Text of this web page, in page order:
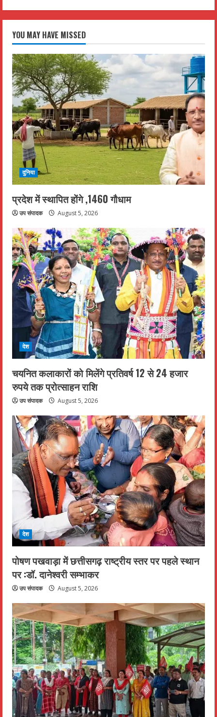
YOU MAY HAVE MISSED
दुनिया
प्रदेश में स्थापित होंगे ,1460 गौधाम
उप संपादक August 5, 2026
देश
चयनित कलाकारों को मिलेंगे प्रतिवर्ष 12 से 24 हजार
रुपये तक प्रोत्साहन राशि
उप संपादक August 5, 2026
देश
पोषण पखवाड़ा में छत्तीसगढ़ राष्ट्रीय स्तर पर पहले स्थान
पर :डॉ. दानेश्वरी सम्भाकर
उप संपादक August 5, 2026